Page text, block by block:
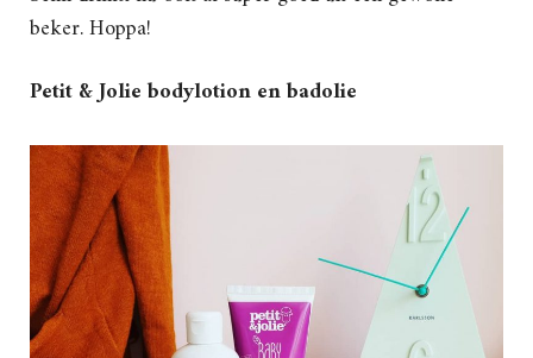
beker. Hoppa!
Petit & Jolie bodylotion en badolie